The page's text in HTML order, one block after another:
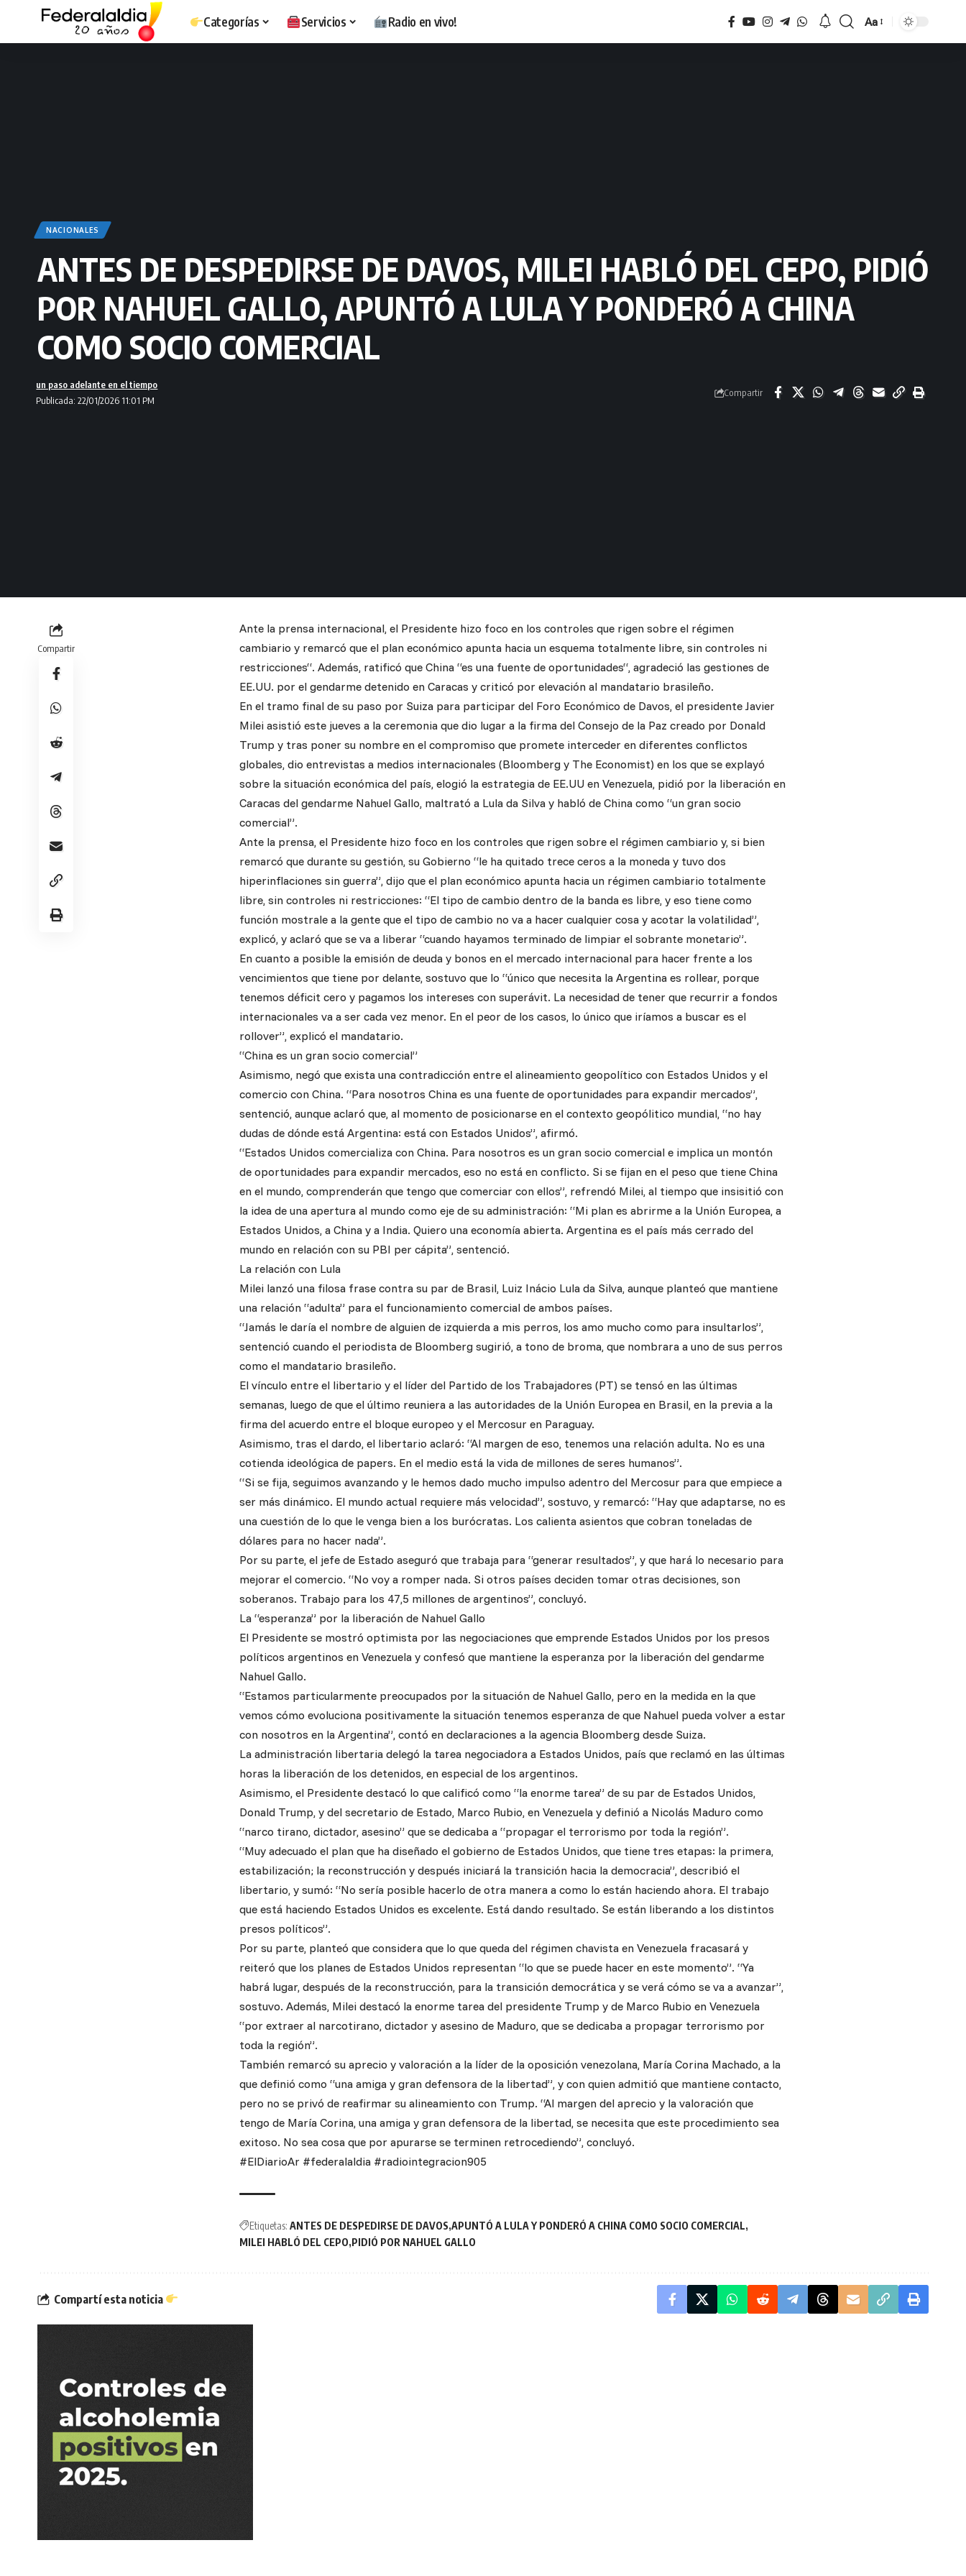
Categorías Servicios Radio en vivo!
Tamaño
Aa
NACIONALES
ANTES DE DESPEDIRSE DE DAVOS, MILEI HABLÓ DEL CEPO, PIDIÓ
POR NAHUEL GALLO, APUNTÓ A LULA Y PONDERÓ A CHINA
COMO SOCIO COMERCIAL
Publicada: 22/01/2026 11:01 PM
un paso adelante en el tiempo
Compartir
Compartir
Ante la prensa internacional, el Presidente hizo foco en los controles que rigen sobre el régimen
cambiario y remarcó que el plan económico apunta hacia un esquema totalmente libre, sin controles ni
restricciones“. Además, ratificó que China “es una fuente de oportunidades“, agradeció las gestiones de
EE.UU. por el gendarme detenido en Caracas y criticó por elevación al mandatario brasileño.
En el tramo final de su paso por Suiza para participar del Foro Económico de Davos, el presidente Javier
Milei asistió este jueves a la ceremonia que dio lugar a la firma del Consejo de la Paz creado por Donald
Trump y tras poner su nombre en el compromiso que promete interceder en diferentes conflictos
globales, dio entrevistas a medios internacionales (Bloomberg y The Economist) en los que se explayó
sobre la situación económica del país, elogió la estrategia de EE.UU en Venezuela, pidió por la liberación en
Caracas del gendarme Nahuel Gallo, maltrató a Lula da Silva y habló de China como “un gran socio
comercial”.
Ante la prensa, el Presidente hizo foco en los controles que rigen sobre el régimen cambiario y, si bien
remarcó que durante su gestión, su Gobierno “le ha quitado trece ceros a la moneda y tuvo dos
hiperinflaciones sin guerra”, dijo que el plan económico apunta hacia un régimen cambiario totalmente
libre, sin controles ni restricciones: “El tipo de cambio dentro de la banda es libre, y eso tiene como
función mostrale a la gente que el tipo de cambio no va a hacer cualquier cosa y acotar la volatilidad”,
explicó, y aclaró que se va a liberar “cuando hayamos terminado de limpiar el sobrante monetario”.
En cuanto a posible la emisión de deuda y bonos en el mercado internacional para hacer frente a los
vencimientos que tiene por delante, sostuvo que lo “único que necesita la Argentina es rollear, porque
tenemos déficit cero y pagamos los intereses con superávit. La necesidad de tener que recurrir a fondos
internacionales va a ser cada vez menor. En el peor de los casos, lo único que iríamos a buscar es el
rollover”, explicó el mandatario.
“China es un gran socio comercial”
Asimismo, negó que exista una contradicción entre el alineamiento geopolítico con Estados Unidos y el
comercio con China. “Para nosotros China es una fuente de oportunidades para expandir mercados”,
sentenció, aunque aclaró que, al momento de posicionarse en el contexto geopólitico mundial, “no hay
dudas de dónde está Argentina: está con Estados Unidos”, afirmó.
“Estados Unidos comercializa con China. Para nosotros es un gran socio comercial e implica un montón
de oportunidades para expandir mercados, eso no está en conflicto. Si se fijan en el peso que tiene China
en el mundo, comprenderán que tengo que comerciar con ellos”, refrendó Milei, al tiempo que insisitió con
la idea de una apertura al mundo como eje de su administración: “Mi plan es abrirme a la Unión Europea, a
Estados Unidos, a China y a India. Quiero una economía abierta. Argentina es el país más cerrado del
mundo en relación con su PBI per cápita”, sentenció.
La relación con Lula
Milei lanzó una filosa frase contra su par de Brasil, Luiz Inácio Lula da Silva, aunque planteó que mantiene
una relación “adulta” para el funcionamiento comercial de ambos países.
“Jamás le daría el nombre de alguien de izquierda a mis perros, los amo mucho como para insultarlos”,
sentenció cuando el periodista de Bloomberg sugirió, a tono de broma, que nombrara a uno de sus perros
como el mandatario brasileño.
El vínculo entre el libertario y el líder del Partido de los Trabajadores (PT) se tensó en las últimas
semanas, luego de que el último reuniera a las autoridades de la Unión Europea en Brasil, en la previa a la
firma del acuerdo entre el bloque europeo y el Mercosur en Paraguay.
Asimismo, tras el dardo, el libertario aclaró: “Al margen de eso, tenemos una relación adulta. No es una
cotienda ideológica de papers. En el medio está la vida de millones de seres humanos”.
“Si se fija, seguimos avanzando y le hemos dado mucho impulso adentro del Mercosur para que empiece a
ser más dinámico. El mundo actual requiere más velocidad”, sostuvo, y remarcó: “Hay que adaptarse, no es
una cuestión de lo que le venga bien a los burócratas. Los calienta asientos que cobran toneladas de
dólares para no hacer nada”.
Por su parte, el jefe de Estado aseguró que trabaja para “generar resultados”, y que hará lo necesario para
mejorar el comercio. “No voy a romper nada. Si otros países deciden tomar otras decisiones, son
soberanos. Trabajo para los 47,5 millones de argentinos”, concluyó.
La “esperanza” por la liberación de Nahuel Gallo
El Presidente se mostró optimista por las negociaciones que emprende Estados Unidos por los presos
políticos argentinos en Venezuela y confesó que mantiene la esperanza por la liberación del gendarme
Nahuel Gallo.
“Estamos particularmente preocupados por la situación de Nahuel Gallo, pero en la medida en la que
vemos cómo evoluciona positivamente la situación tenemos esperanza de que Nahuel pueda volver a estar
con nosotros en la Argentina”, contó en declaraciones a la agencia Bloomberg desde Suiza.
La administración libertaria delegó la tarea negociadora a Estados Unidos, país que reclamó en las últimas
horas la liberación de los detenidos, en especial de los argentinos.
Asimismo, el Presidente destacó lo que calificó como “la enorme tarea” de su par de Estados Unidos,
Donald Trump, y del secretario de Estado, Marco Rubio, en Venezuela y definió a Nicolás Maduro como
“narco tirano, dictador, asesino” que se dedicaba a “propagar el terrorismo por toda la región”.
“Muy adecuado el plan que ha diseñado el gobierno de Estados Unidos, que tiene tres etapas: la primera,
estabilización; la reconstrucción y después iniciará la transición hacia la democracia”, describió el
libertario, y sumó: “No sería posible hacerlo de otra manera a como lo están haciendo ahora. El trabajo
que está haciendo Estados Unidos es excelente. Está dando resultado. Se están liberando a los distintos
presos políticos”.
Por su parte, planteó que considera que lo que queda del régimen chavista en Venezuela fracasará y
reiteró que los planes de Estados Unidos representan “lo que se puede hacer en este momento”. “Ya
habrá lugar, después de la reconstrucción, para la transición democrática y se verá cómo se va a avanzar”,
sostuvo. Además, Milei destacó la enorme tarea del presidente Trump y de Marco Rubio en Venezuela
“por extraer al narcotirano, dictador y asesino de Maduro, que se dedicaba a propagar terrorismo por
toda la región”.
También remarcó su aprecio y valoración a la líder de la oposición venezolana, María Corina Machado, a la
que definió como “una amiga y gran defensora de la libertad”, y con quien admitió que mantiene contacto,
pero no se privó de reafirmar su alineamiento con Trump. “Al margen del aprecio y la valoración que
tengo de María Corina, una amiga y gran defensora de la libertad, se necesita que este procedimiento sea
exitoso. No sea cosa que por apurarse se terminen retrocediendo”, concluyó.
#ElDiarioAr #federalaldia #radiointegracion905
Etiquetas: ANTES DE DESPEDIRSE DE DAVOS APUNTÓ A LULA Y PONDERÓ A CHINA COMO SOCIO COMERCIAL
MILEI HABLÓ DEL CEPO PIDIÓ POR NAHUEL GALLO
Compartí esta noticia